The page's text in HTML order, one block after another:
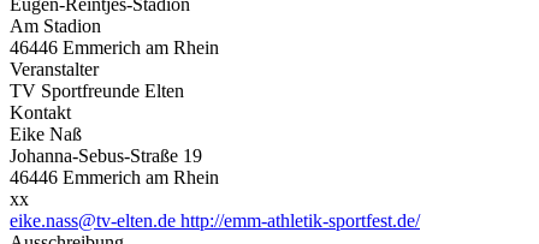
Am Stadion
46446 Emmerich am Rhein
Veranstalter
TV Sportfreunde Elten
Kontakt
Eike Naß
Johanna-Sebus-Straße 19
46446 Emmerich am Rhein
xx
eike.nass@tv-elten.de http://emm-athletik-sportfest.de/